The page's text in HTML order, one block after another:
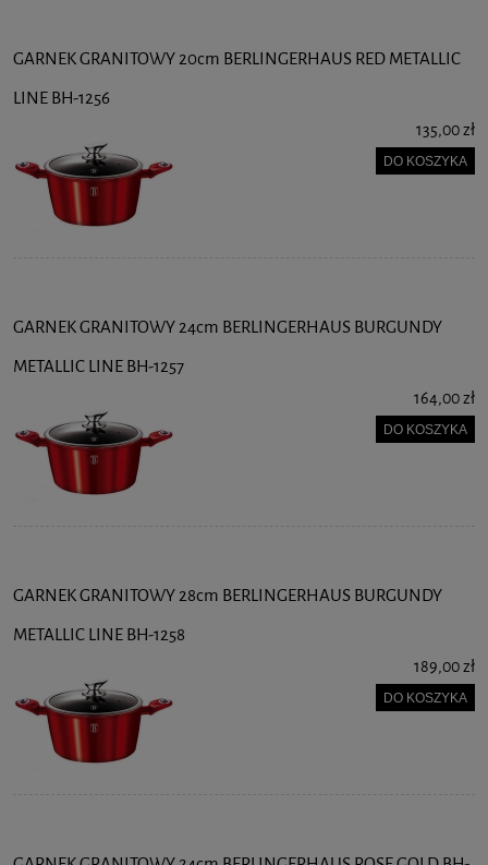
GARNEK GRANITOWY 20cm BERLINGERHAUS RED METALLIC
LINE BH-1256
135,00 zł
DO KOSZYKA
GARNEK GRANITOWY 24cm BERLINGERHAUS BURGUNDY
METALLIC LINE BH-1257
164,00 zł
DO KOSZYKA
GARNEK GRANITOWY 28cm BERLINGERHAUS BURGUNDY
METALLIC LINE BH-1258
189,00 zł
DO KOSZYKA